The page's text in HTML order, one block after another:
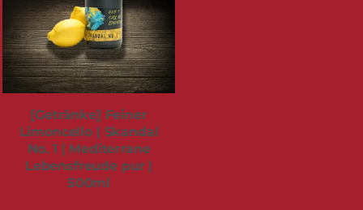
[Getränke] Feiner
Limoncello | Skandal
No. 1 | Mediterrane
Lebensfreude pur |
500ml